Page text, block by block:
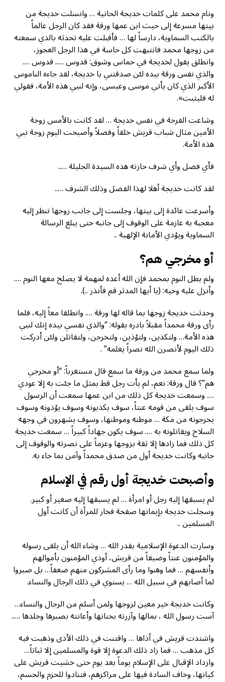
ونام محمد على كلمات خديجة الحانية … وانسلت خديجة من
بيتها مسرعة إلى حيث ابن عمها ورقة فقد كان الرجل عالماً
بالكتب السماوية، دارساً لها … فأقبلت عليه تحدثه بالذي سمعته
من زوجها محمد فانتبهت كل حاسة في هذا الرجل العجوز،
وانطلق يقول لخديجة في حماس وشوق: قدوس ….. قدوس ….
والذي نفس ورقة بيده لئن صدقتني يا خديجة، لقد جاءه الناموس
الأكبر الذي كان يأتي موسى وعيسى، وإنه لنبي هذه الأمة، فقولي
له فليثبت».
وشاعت الفرحة في نفس خديجة … لقد كانت بالأمس زوجة
الأمين مثال شباب قريش خلقاً وفضلاً وأصبحت اليوم زوجة نبي
هذه الأمة.
فأي فضل وأي شرف حازته هذه السيدة الجليلة …..
لقد كانت خديجة أهلا لهذا الفضل وذلك الشرف …..
وأسرعت عائدة إلى بيتها، وجلست إلى جانب زوجها تنظر إليه
معجبة به عازمة على الوقوف إلى جانبه حتى يبلغ الرسالة
السماوية ويؤدي الأمانة الإلهية ..
أو مخرجي هم؟
ولم يطل النوم بمحمد فإن الله أعده لمهمة لا يصلح معها النوم ….
وأنزل عليه وحيه: (يا أيها المدثر قم فأنذر ..).
وحدثت خديجة زوجها بما قاله لها ورقة …. وانطلقا معاً إليه، فلما
رأى ورقة محمداً مقبلاً بادره بقوله: “والذي نفسي بيده إنك لنبي
هذه الأمة… ولتكذين، ولتؤذين، ولتخرجن، ولتقاتلن ولئن أدركت
ذلك اليوم لأنصرن الله نصراً يعلمه” .
ولما سمع محمد من ورقة ما سمع قال مستغرباً: “أو مخرجي
هم”؟ قال ورقة: نعم، لم يأت رجل قط بمثل ما جئت به إلا عودي
…. وسمعت خديجة كل ذلك من ابن عمها سمعت أن الرسول
سوف يلقى من قومه عنتاً، سوف يكذبونه وسوف يؤذونه وسوف
يخرجونه من مكة … موطنه وموطنها، وسوف يشهرون في وجهه
السلاح ويقاتلونه به …. سوف يكون جهاداً كبيراً … سمعت خديجة
كل ذلك فما زادها إلا ثقة بزوجها وعزماً على نصرته والوقوف إلى
جانبه وكانت خديجة أول من صدق محمداً وآمن بما جاء به.
وأصبحت خديجة أول رقم في الإسلام
لم يسبقها إليه رجل أو امرأة … لم يسبقها إليه صغير أو كبير.
وسجلت خديجة بإيمانها صفحة فخار للمرأة أن كانت أول
المسلمين ..
وسارت الدعوة الإسلامية بقدر الله … وشاء الله أن يلقى رسوله
والمؤمنون عنتاً وضيقاً من قريش، أوذي المؤمنون بأموالهم
وأنفسهم … فما وهنوا وما رأى المشركون منهم ضعفاً… بل صبروا
لما أصابهم في سبيل الله … يستوي في ذلك الرجال والنساء.
وكانت خديجة خير معين لزوجها ولمن أسلم من الرجال والنساء…
آست رسول الله ، بمالها وآزرته بحنانها وأعانته بصبرها وجلدها …..
واشتدت قريش في أذاها … واقتنت في ذلك الأذى وذهبت فيه
كل مذهب … فما زاد ذلك الدعوة إلا قوة والمسلمين إلا ثباتاً…
وازداد الإقبال على الإسلام يوماً بعد يوم حتى خشيت قريش على
كيانها، وخاف السادة فيها على مراكزهم، فتنادوا للحزم والحسم،